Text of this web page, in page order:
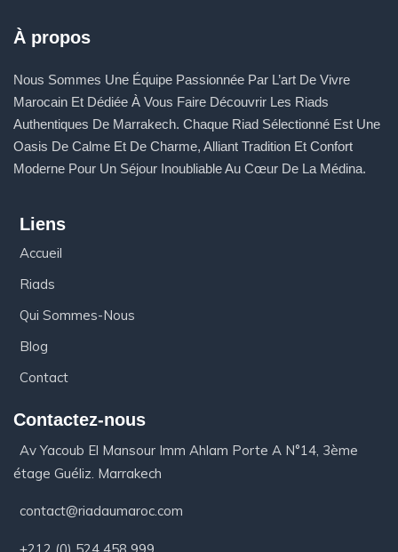
À propos
Nous Sommes Une Équipe Passionnée Par L’art De Vivre
Marocain Et Dédiée À Vous Faire Découvrir Les Riads
Authentiques De Marrakech. Chaque Riad Sélectionné Est Une
Oasis De Calme Et De Charme, Alliant Tradition Et Confort
Moderne Pour Un Séjour Inoubliable Au Cœur De La Médina.
Liens
Accueil
Riads
Qui Sommes-Nous
Blog
Contact
Contactez-nous
Av Yacoub El Mansour Imm Ahlam Porte A N°14, 3ème
étage Guéliz. Marrakech
contact@riadaumaroc.com